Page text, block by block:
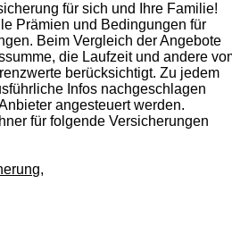
für sich und Ihre Familie!
Prämien und Bedingungen für
Beim Vergleich der Angebote
die Laufzeit und andere
berücksichtigt. Zu jedem
Infos nachgeschlagen
angesteuert werden.
für folgende Versicherungen
,